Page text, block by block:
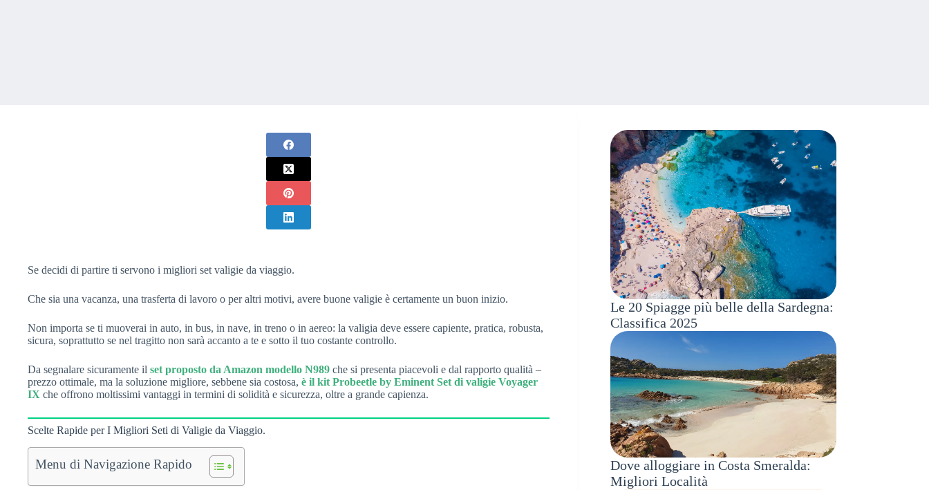
Se decidi di partire ti servono i migliori set valigie da viaggio.
Che sia una vacanza, una trasferta di lavoro o per altri motivi, avere buone valigie è certamente un buon inizio.
Non importa se ti muoverai in auto, in bus, in nave, in treno o in aereo: la valigia deve essere capiente, pratica, robusta,
sicura, soprattutto se nel tragitto non sarà accanto a te e sotto il tuo costante controllo.
Da segnalare sicuramente il set proposto da Amazon modello N989 che si presenta piacevoli e dal rapporto qualità –
prezzo ottimale, ma la soluzione migliore, sebbene sia costosa, è il kit Probeetle by Eminent Set di valigie Voyager
IX che offrono moltissimi vantaggi in termini di solidità e sicurezza, oltre a grande capienza.
Scelte Rapide per I Migliori Seti di Valigie da Viaggio.
Menu di Navigazione Rapido
Le 20 Spiagge più belle della Sardegna:
Classifica 2025
Dove alloggiare in Costa Smeralda:
Migliori Località